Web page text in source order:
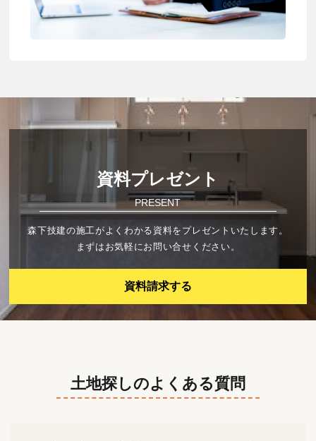
資料プレゼント
PRESENT
森下技建の施工がよくわかる資料をプレゼントいたします。
まずはお気軽にお問い合せください。
資料請求する
土地探しのよくある質問